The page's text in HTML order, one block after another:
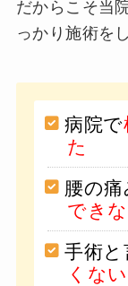
だからこそ当
っかり施術を
病院で
た
腰の
でき
手術
くない